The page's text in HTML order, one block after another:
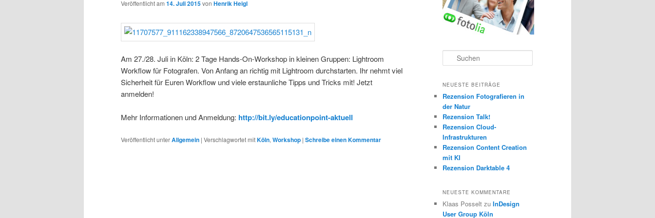
Veröffentlicht am 14. Juli 2015von Henrik Heigl
Am 27./28. Juli in Köln: 2 Tage Hands-On-Workshop in kleinen Gruppen: Lightroom
Workflow für Fotografen. Von Anfang an richtig mit Lightroom durchstarten. Ihr nehmt viel
Sicherheit für Euren Workflow und viele erstaunliche Tipps und Tricks mit! Jetzt
anmelden!
Mehr Informationen und Anmeldung: http://bit.ly/educationpoint-aktuell
Veröffentlicht unterAllgemein | Verschlagwortet mitKöln, Workshop | Schreibe einen Kommentar
u
h
n
NEUESTE BEITRÄGE
Rezension Fotografieren in
der Natur
Rezension Talk!
Rezension Cloud-
Infrastrukturen
Rezension Content Creation
mit KI
Rezension Darktable 4
NEUESTE KOMMENTARE
Klaas Posselt zu InDesign
User Group Köln